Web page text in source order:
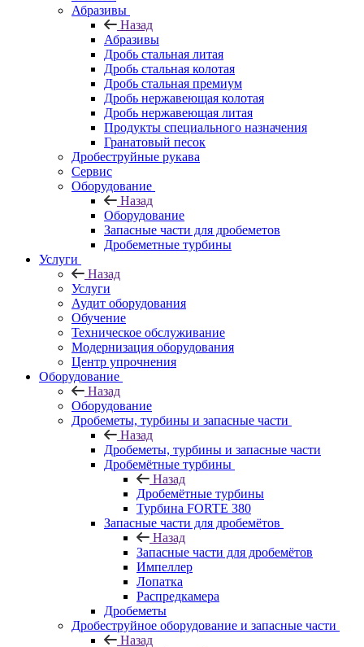
Абразивы
Назад
Абразивы
Дробь стальная литая
Дробь стальная колотая
Дробь стальная премиум
Дробь нержавеющая колотая
Дробь нержавеющая литая
Продукты специального назначения
Гранатовый песок
Дробеструйные рукава
Сервис
Оборудование
Назад
Оборудование
Запасные части для дробеметов
Дробеметные турбины
Услуги
Назад
Услуги
Аудит оборудования
Обучение
Техническое обслуживание
Модернизация оборудования
Центр упрочнения
Оборудование
Назад
Оборудование
Дробеметы, турбины и запасные части
Назад
Дробеметы, турбины и запасные части
Дробемётные турбины
Назад
Дробемётные турбины
Турбина FORTE 380
Запасные части для дробемётов
Назад
Запасные части для дробемётов
Импеллер
Лопатка
Распредкамера
Дробеметы
Дробеструйное оборудование и запасные части
Назад